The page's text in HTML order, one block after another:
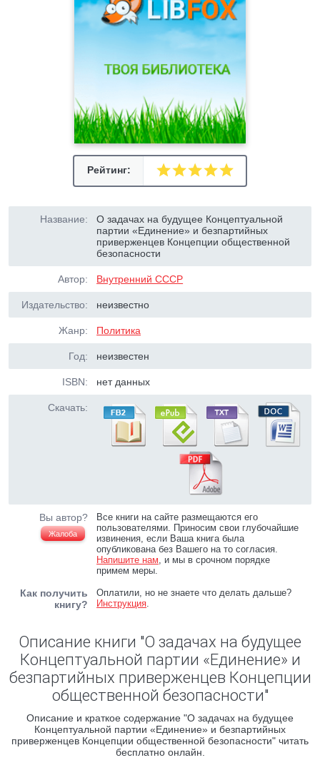
Рейтинг:
Название:
О задачах на будущее Концептуальной
партии «Единение» и безпартийных
приверженцев Концепции общественной
безопасности
Автор: Внутренний СССР
Издательство: неизвестно
Жанр: Политика
Год: неизвестен
ISBN: нет данных
Скачать:
Вы автор?
Жалоба
Все книги на сайте размещаются его
пользователями. Приносим свои глубочайшие
извинения, если Ваша книга была
опубликована без Вашего на то согласия.
Напишите нам, и мы в срочном порядке
примем меры.
Как получить
книгу?
Оплатили, но не знаете что делать дальше?
Инструкция.
Описание книги "О задачах на будущее
Концептуальной партии «Единение» и
безпартийных приверженцев Концепции
общественной безопасности"
Описание и краткое содержание "О задачах на будущее
Концептуальной партии «Единение» и безпартийных
приверженцев Концепции общественной безопасности" читать
бесплатно онлайн.